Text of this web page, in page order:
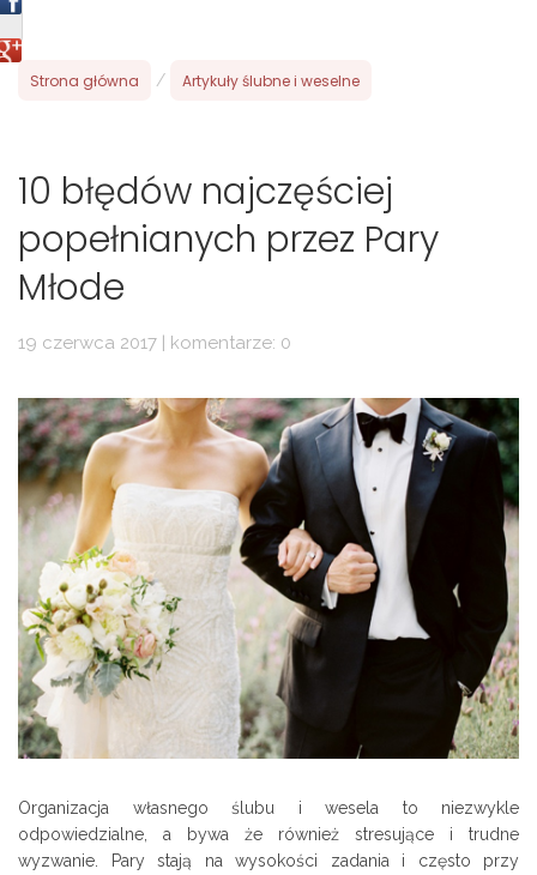
Strona główna / Artykuły ślubne i weselne
10 błędów najczęściej
popełnianych przez Pary
Młode
19 czerwca 2017 | komentarze: 0
Organizacja własnego ślubu i wesela to niezwykle
odpowiedzialne, a bywa że również stresujące i trudne
wyzwanie. Pary stają na wysokości zadania i często przy